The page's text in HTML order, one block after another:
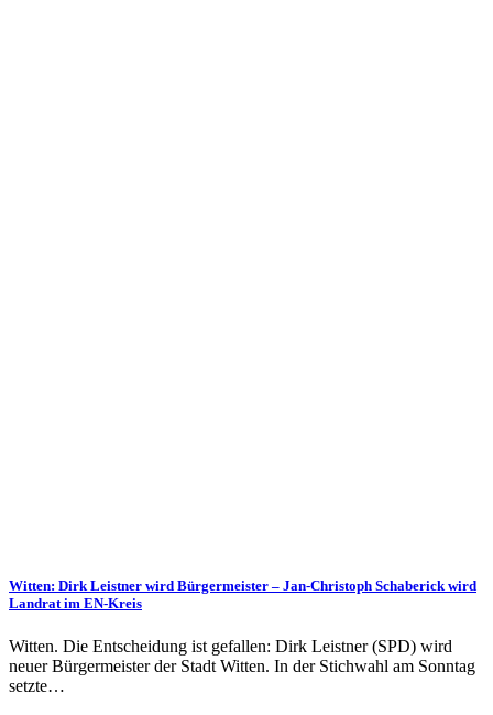
Witten: Dirk Leistner wird Bürgermeister – Jan-Christoph Schaberick wird
Landrat im EN-Kreis
Witten. Die Entscheidung ist gefallen: Dirk Leistner (SPD) wird
neuer Bürgermeister der Stadt Witten. In der Stichwahl am Sonntag
setzte…